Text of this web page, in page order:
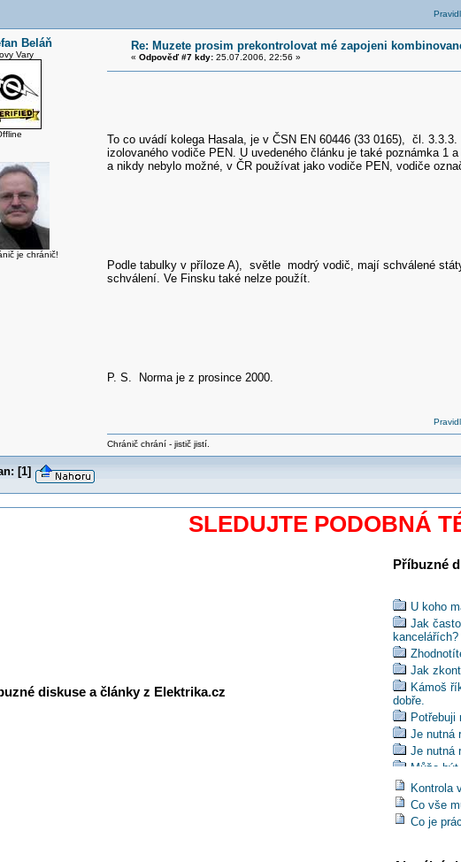
Beláň
Vary
je chránič!
Re: Muzete prosim prekontrolovat mé zapojeni
« Odpověď #7 kdy:25.07.2006, 22:56 »
To co uvádí kolega Hasala, je v ČSN EN 60446 (33 0165), čl.
izolovaného vodiče PEN. U uvedeného článku je také poznámka
a nikdy nebylo možné, v ČR používat jako vodiče PEN, vodiče
Podle tabulky v příloze A), světle modrý vodič, mají schválené
schválení. Ve Finsku také nelze použít.
P. S. Norma je z prosince 2000.
Chránič chrání - jistič jistí.
[1]
SLEDUJTE PODOBNÁ
diskuse a články z Elektrika.cz
Příbuzné
U koho
Jak
kancelářích?
Jak
Kámoš
dobře.
Potřebuji
Je nutná
Je nutná
Může
Pokud se
Kdo a
Mám
Kontrola
Co vše
Co je